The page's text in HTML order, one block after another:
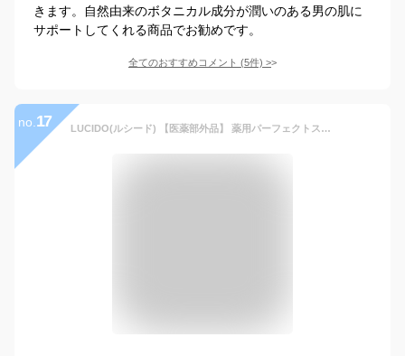
きます。自然由来のボタニカル成分が潤いのある男の肌に
サポートしてくれる商品でお勧めです。
全てのおすすめコメント (5件) >
no. 17 LUCIDO(ルシード) 【医薬部外品】 薬用パーフェクトスキンクリームEX 40才からの 男性用 保湿 シワ シミ オールインワン 90グラム (x 1)